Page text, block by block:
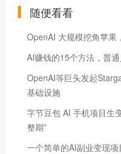
随便看看
OpenAI 大规模挖角苹果
AI赚钱的15个方法，普
OpenAI等巨头发起
基础设施
字节豆包 AI 手机项目生
整期”
一个简单的AI副业变现